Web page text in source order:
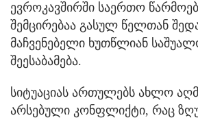
ევროკავშირში საერთო
შემცირებაა გასულ წელთან
მაჩვენებელი ხუთწლიან
შეესაბამება.
სიტუაციას ართულებს ახლო
არსებული კონფლიქტი, რაც